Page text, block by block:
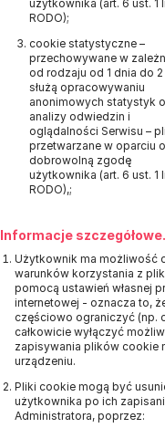
użytkownika (art. 6 ust. 1
RODO);
cookie statystyczne –
przechowywane w
od rodzaju od 1 dnia do 2
służą opracowywaniu
anonimowych statystyk
analizy odwiedzin i
oglądalności Serwisu –
przetwarzane w oparciu o
dobrowolną zgodę
użytkownika (art. 6 ust. 1
RODO),;
Informacje szczegółowe.
Użytkownik ma możliwość
warunków korzystania z
pomocą ustawień własnej
internetowej - oznacza to,
częściowo ograniczyć (np.
całkowicie wyłączyć
zapisywania plików cookie
urządzeniu.
Pliki cookie mogą być
użytkownika po ich
Administratora, poprzez: